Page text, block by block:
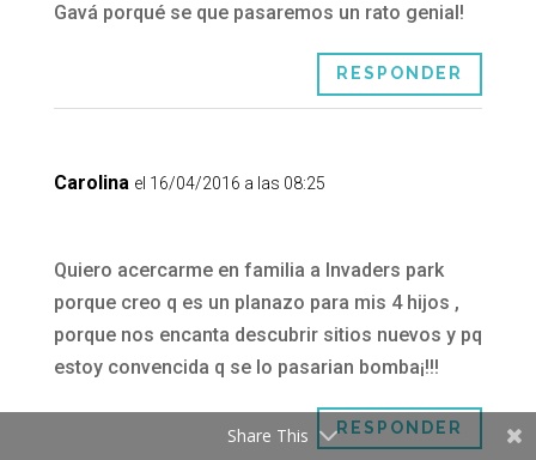
Gavá porqué se que pasaremos un rato genial!
RESPONDER
Carolina el 16/04/2016 a las 08:25
Quiero acercarme en familia a Invaders park
porque creo q es un planazo para mis 4 hijos ,
porque nos encanta descubrir sitios nuevos y pq
estoy convencida q se lo pasarian bomba¡!!!
RESPONDER
Share This